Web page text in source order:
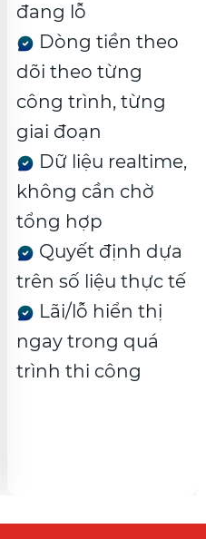
đang lỗ
Dòng tiền theo
dõi theo từng
công trình, từng
giai đoạn
Dữ liệu realtime,
không cần chờ
tổng hợp
Quyết định dựa
trên số liệu thực tế
Lãi/lỗ hiển thị
ngay trong quá
trình thi công